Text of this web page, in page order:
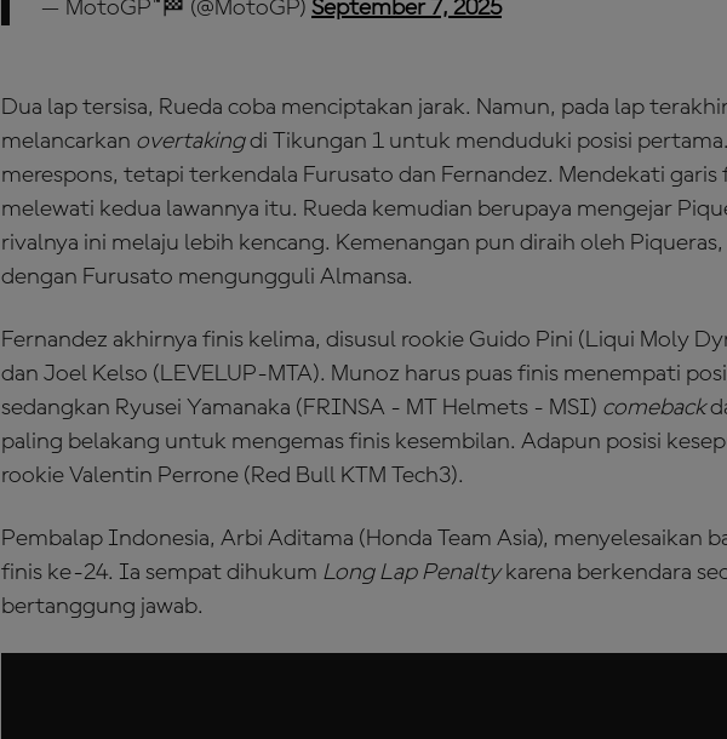
— MotoGP™🏁 (@MotoGP) September 7, 2025
Dua lap tersisa, Rueda coba menciptakan jarak. Namun, pada lap
melancarkan overtakingdi Tikungan 1 untuk menduduki posisi
merespons, tetapi terkendala Furusato dan Fernandez. Mendekati garis
melewati kedua lawannya itu. Rueda kemudian berupaya mengejar
rivalnya ini melaju lebih kencang. Kemenangan pun diraih oleh
dengan Furusato mengungguli Almansa.
Fernandez akhirnya finis kelima, disusul rookie Guido Pini (Liqui Moly
dan Joel Kelso (LEVELUP-MTA). Munoz harus puas finis menempati
sedangkan Ryusei Yamanaka (FRINSA - MT Helmets - MSI) comeback
paling belakang untuk mengemas finis kesembilan. Adapun posisi
rookie Valentin Perrone (Red Bull KTM Tech3).
Pembalap Indonesia, Arbi Aditama (Honda Team Asia), menyelesaikan
finis ke-24. Ia sempat dihukum Long Lap Penaltykarena berkendara
bertanggung jawab.